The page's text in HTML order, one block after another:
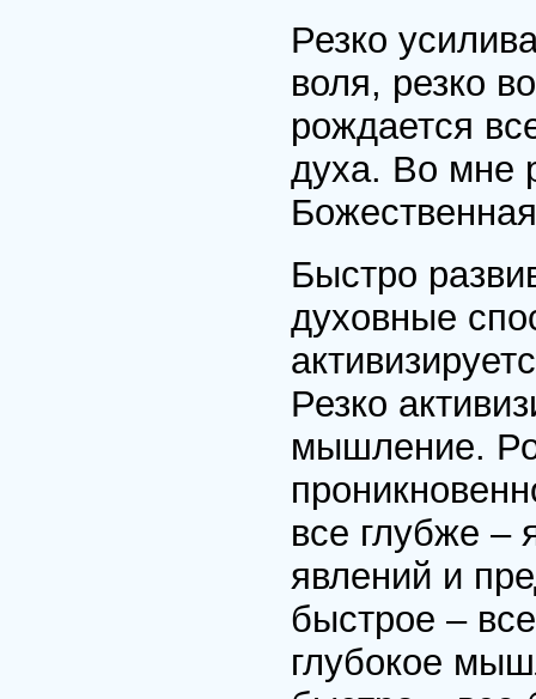
Резко
воля, резко
рождается
духа. Во мне
Быстро
духовные
Резко
мышление.
все глубже –
явлений и
быстрое –
глубокое